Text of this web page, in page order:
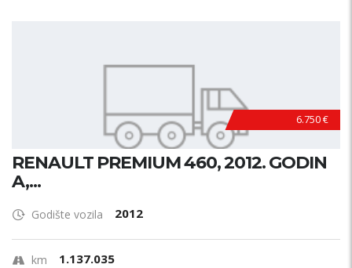
6.750 €
RENAULT PREMIUM 460, 2012. GODIN
A,...
Godište vozila 2012
km 1.137.035